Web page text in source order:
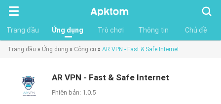
Tìm
kiếm
Trang đầu
Ứng dụng Trò chơi Thông tin Chủ đề
Trang đầu » Ứng dụng » Công cụ » AR VPN - Fast & Safe Internet
AR VPN - Fast & Safe Internet
Phiên bản: 1.0.5